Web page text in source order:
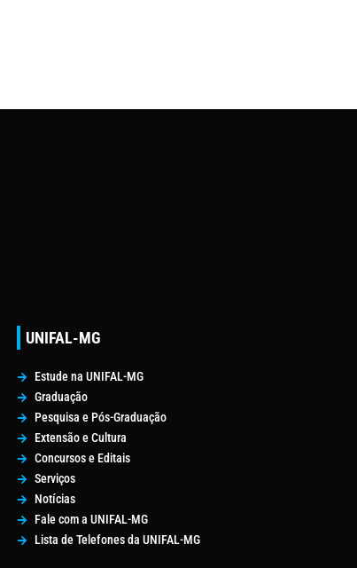
UNIFAL-MG
Estude na UNIFAL-MG
Graduação
Pesquisa e Pós-Graduação
Extensão e Cultura
Concursos e Editais
Serviços
Notícias
Fale com a UNIFAL-MG
Lista de Telefones da UNIFAL-MG